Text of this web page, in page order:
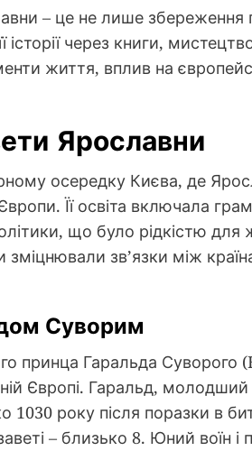
– це не лише збереження
через книги,
життя, вплив на
Ярославни
осередку Києва, де
Її освіта включала
що було рідкістю для
зв’язки між
Суворим
принца Гаральда
Європі. Гаральд,
року після поразки в
– близько 8. Юний воїн і